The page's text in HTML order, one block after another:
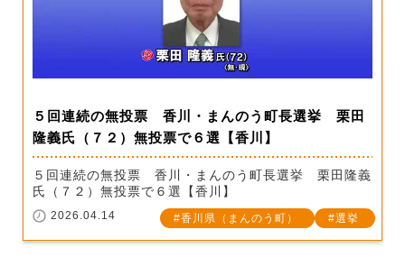
５回連続の無投票 香川・まんのう町長選挙 栗田
隆義氏（７２）無投票で６選【香川】
５回連続の無投票 香川・まんのう町長選挙 栗田隆義
氏（７２）無投票で６選【香川】
2026.04.14 香川県（まんのう町） 選挙